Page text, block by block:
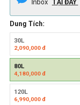
Inbox TẠI ĐÂY
Dung Tích:
30L
2,090,000 đ
80L
4,180,000 đ
120L
6,990,000 đ